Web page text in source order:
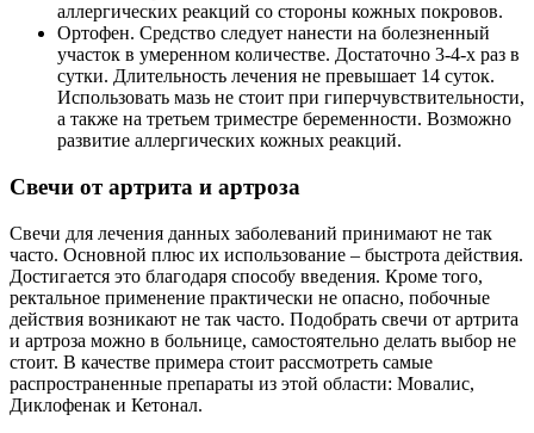
аллергических реакций со стороны кожных покровов.
Ортофен. Средство следует нанести на болезненный
участок в умеренном количестве. Достаточно 3-4-х раз в
сутки. Длительность лечения не превышает 14 суток.
Использовать мазь не стоит при гиперчувствительности,
а также на третьем триместре беременности. Возможно
развитие аллергических кожных реакций.
Свечи от артрита и артроза
Свечи для лечения данных заболеваний принимают не так
часто. Основной плюс их использование – быстрота действия.
Достигается это благодаря способу введения. Кроме того,
ректальное применение практически не опасно, побочные
действия возникают не так часто. Подобрать свечи от артрита
и артроза можно в больнице, самостоятельно делать выбор не
стоит. В качестве примера стоит рассмотреть самые
распространенные препараты из этой области: Мовалис,
Диклофенак и Кетонал.